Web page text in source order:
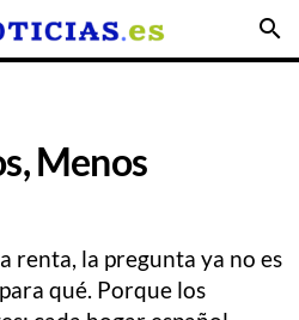
search
Menos
renta, la pregunta ya no es
qué. Porque los